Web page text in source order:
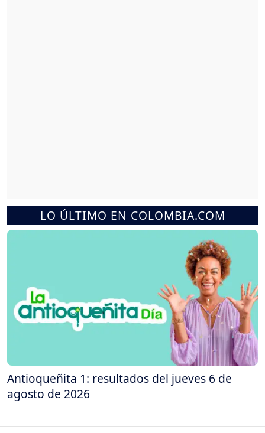
LO ÚLTIMO EN COLOMBIA.COM
Antioqueñita 1: resultados del jueves 6 de
agosto de 2026